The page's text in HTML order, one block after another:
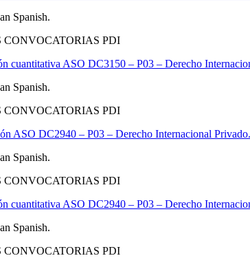
Spanish.
CONVOCATORIAS PDI
cuantitativa ASO DC3150 – P03 – Derecho
Spanish.
CONVOCATORIAS PDI
ASO DC2940 – P03 – Derecho Internacional
Spanish.
CONVOCATORIAS PDI
cuantitativa ASO DC2940 – P03 – Derecho
Spanish.
CONVOCATORIAS PDI